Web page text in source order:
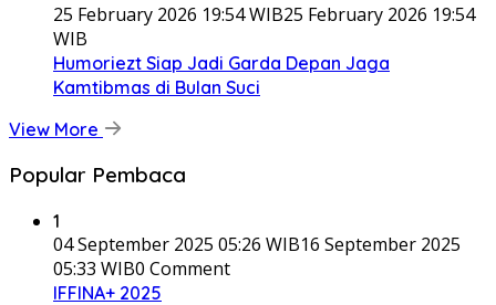
25 February 2026 19:54 WIB25 February 2026 19:54
WIB
Humoriezt Siap Jadi Garda Depan Jaga
Kamtibmas di Bulan Suci
View More
Popular Pembaca
1
04 September 2025 05:26 WIB16 September 2025
05:33 WIB0 Comment
IFFINA+ 2025